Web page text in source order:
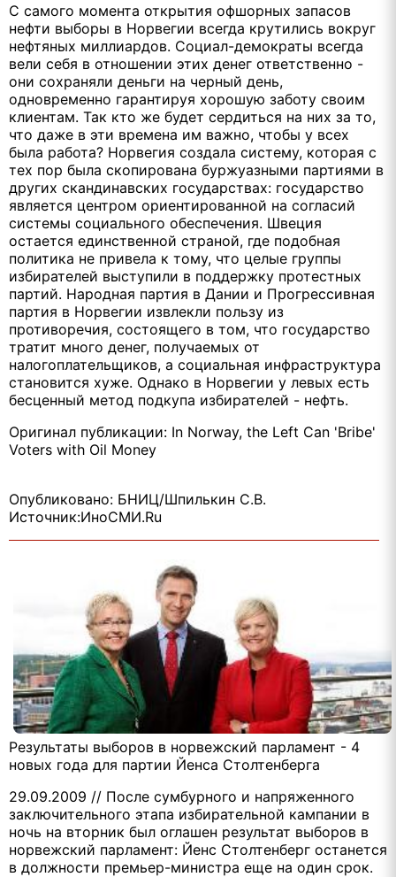
С самого момента открытия офшорных запасов
нефти выборы в Норвегии всегда крутились вокруг
нефтяных миллиардов. Социал-демократы всегда
вели себя в отношении этих денег ответственно -
они сохраняли деньги на черный день,
одновременно гарантируя хорошую заботу своим
клиентам. Так кто же будет сердиться на них за то,
что даже в эти времена им важно, чтобы у всех
была работа? Норвегия создала систему, которая с
тех пор была скопирована буржуазными партиями в
других скандинавских государствах: государство
является центром ориентированной на согласий
системы социального обеспечения. Швеция
остается единственной страной, где подобная
политика не привела к тому, что целые группы
избирателей выступили в поддержку протестных
партий. Народная партия в Дании и Прогрессивная
партия в Норвегии извлекли пользу из
противоречия, состоящего в том, что государство
тратит много денег, получаемых от
налогоплательщиков, а социальная инфраструктура
становится хуже. Однако в Норвегии у левых есть
бесценный метод подкупа избирателей - нефть.
Оригинал публикации: In Norway, the Left Can 'Bribe'
Voters with Oil Money
Опубликовано: БНИЦ/Шпилькин С.В.
Источник:ИноСМИ.Ru
Результаты выборов в норвежский парламент - 4
новых года для партии Йенса Столтенберга
29.09.2009 // После сумбурного и напряженного
заключительного этапа избирательной кампании в
ночь на вторник был оглашен результат выборов в
норвежский парламент: Йенс Столтенберг останется
в должности премьер-министра еще на один срок.